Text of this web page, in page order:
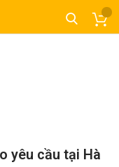
yêu cầu tại Hà